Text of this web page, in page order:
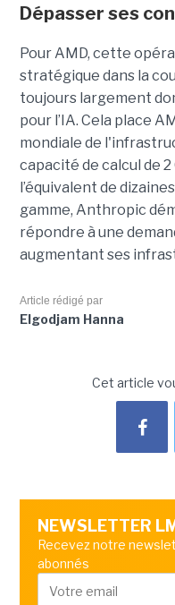
Dépasser ses
Pour AMD, cette
stratégique dans la
toujours largement
pour l’IA. Cela place
mondiale de
capacité de calcul de 2
l’équivalent de
gamme, Anthropic
répondre à une
augmentant ses
Article rédigé par
Elgodjam Hanna
Cet article
NEWSLETTER LMI
Recevez notre
abonnés